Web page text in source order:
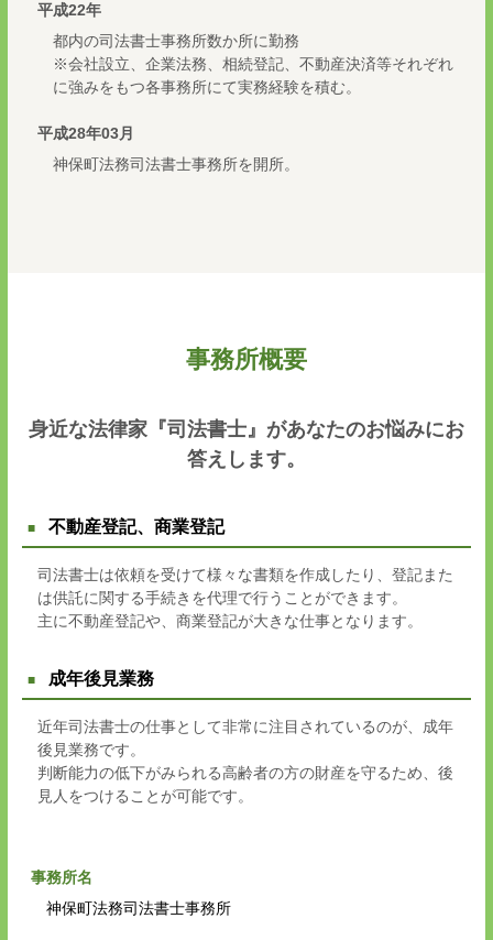
平成22年
都内の司法書士事務所数か所に勤務
※会社設立、企業法務、相続登記、不動産決済等それぞれ
に強みをもつ各事務所にて実務経験を積む。
平成28年03月
神保町法務司法書士事務所を開所。
事務所概要
身近な法律家『司法書士』があなたのお悩みにお
答えします。
不動産登記、商業登記
司法書士は依頼を受けて様々な書類を作成したり、登記また
は供託に関する手続きを代理で行うことができます。
主に不動産登記や、商業登記が大きな仕事となります。
成年後見業務
近年司法書士の仕事として非常に注目されているのが、成年
後見業務です。
判断能力の低下がみられる高齢者の方の財産を守るため、後
見人をつけることが可能です。
事務所名
神保町法務司法書士事務所